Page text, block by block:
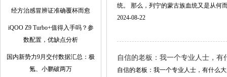
经方治感冒辨证准确覆杯而愈
iQOO Z9 Turbo+值得入手吗？参
数配置，优缺点分析
国内新势力9月交付数据汇总：极
氪、小鹏破两万
统。 那么，列宁的蒙古族血统又是从何
2024-08-22
自信的老板：我一个专业人士，
自信的老板：我一个专业人士，有什么